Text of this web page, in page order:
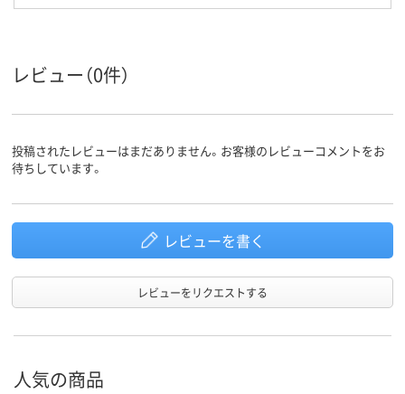
レビュー（0件）
投稿されたレビューはまだありません。お客様のレビューコメントをお
待ちしています。
レビューを書く
レビューをリクエストする
人気の商品